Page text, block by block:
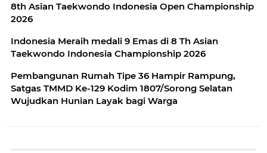
8th Asian Taekwondo Indonesia Open Championship
2026
Indonesia Meraih medali 9 Emas di 8 Th Asian
Taekwondo Indonesia Championship 2026
Pembangunan Rumah Tipe 36 Hampir Rampung,
Satgas TMMD Ke-129 Kodim 1807/Sorong Selatan
Wujudkan Hunian Layak bagi Warga